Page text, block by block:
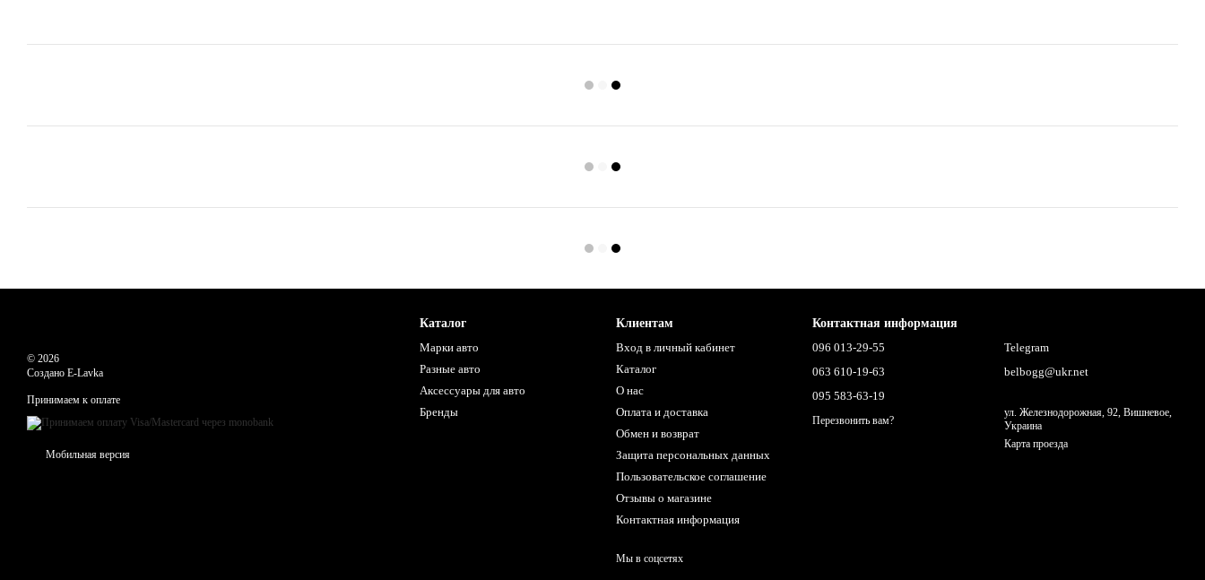
© 2026
Создано E-Lavka
Принимаем к оплате
Мобильная версия
Каталог
Марки авто
Разные авто
Аксессуары для авто
Бренды
Клиентам
Вход в личный кабинет
Каталог
О нас
Оплата и доставка
Обмен и возврат
Защита персональных данных
Пользовательское соглашение
Отзывы о магазине
Контактная информация
Мы в соцсетях
Контактная информация
096 013-29-55
063 610-19-63
095 583-63-19
Перезвонить вам?
Telegram
belbogg@ukr.net
ул. Железнодорожная, 92, Вишневое,
Украина
Карта проезда